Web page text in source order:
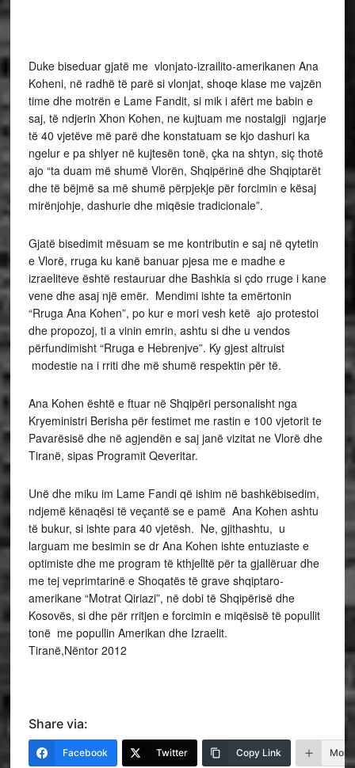
Duke biseduar gjatë me vlonjato-izrailito-amerikanen Ana
Koheni, në radhë të parë si vlonjat, shoqe klase me vajzën
time dhe motrën e Lame Fandit, si mik i afërt me babin e
saj, të ndjerin Xhon Kohen, ne kujtuam me nostalgji ngjarje
të 40 vjetëve më parë dhe konstatuam se kjo dashuri ka
ngelur e pa shlyer në kujtesën tonë, çka na shtyn, siç thotë
ajo “ta duam më shumë Vlorën, Shqipërinë dhe Shqiptarët
dhe të bëjmë sa më shumë përpjekje për forcimin e kësaj
mirënjohje, dashurie dhe miqësie tradicionale”.
Gjatë bisedimit mësuam se me kontributin e saj në qytetin
e Vlorë, rruga ku kanë banuar pjesa me e madhe e
izraeliteve është restauruar dhe Bashkia si çdo rruge i kane
vene dhe asaj një emër. Mendimi ishte ta emërtonin
“Rruga Ana Kohen”, po kur e mori vesh ketë ajo protestoi
dhe propozoj, ti a vinin emrin, ashtu si dhe u vendos
përfundimisht “Rruga e Hebrenjve”. Ky gjest altruist
modestie na i rriti dhe më shumë respektin për të.
Ana Kohen është e ftuar në Shqipëri personalisht nga
Kryeministri Berisha për festimet me rastin e 100 vjetorit te
Pavarësisë dhe në agjendën e saj janë vizitat ne Vlorë dhe
Tiranë, sipas Programit Qeveritar.
Unë dhe miku im Lame Fandi që ishim në bashkëbisedim,
ndjemë kënaqësi të veçantë se e pamë Ana Kohen ashtu
të bukur, si ishte para 40 vjetësh. Ne, gjithashtu, u
larguam me besimin se dr Ana Kohen ishte entuziaste e
optimiste dhe me program të kthjelltë për ta gjallëruar dhe
me tej veprimtarinë e Shoqatës të grave shqiptaro-
amerikane “Motrat Qiriazi”, në dobi të Shqipërisë dhe
Kosovës, si dhe për rritjen e forcimin e miqësisë të popullit
tonë me popullin Amerikan dhe Izraelit.
Tiranë,Nëntor 2012
Share via:
Facebook Twitter Copy Link More